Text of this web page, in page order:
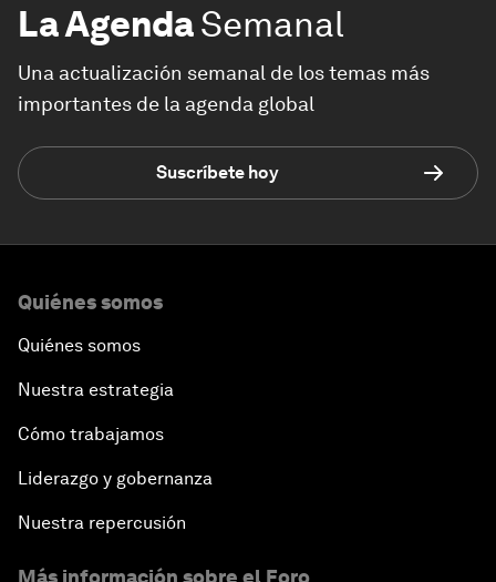
La AgendaSemanal
Una actualización semanal de los temas más
importantes de la agenda global
Suscríbete hoy
Quiénes somos
Quiénes somos
Nuestra estrategia
Cómo trabajamos
Liderazgo y gobernanza
Nuestra repercusión
Más información sobre el Foro